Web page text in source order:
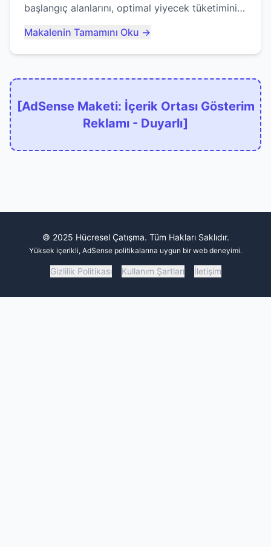
başlangıç alanlarını, optimal yiyecek tüketimini
kaçınacağınızı anlatıyor...
Makalenin Tamamını Oku →
[AdSense Maketi: İçerik Ortası Gösterim
Reklamı - Duyarlı]
© 2025 Hücresel Çatışma. Tüm Hakları Saklıdır.
Yüksek içerikli, AdSense politikalarına uygun bir web deneyimi.
Gizlilik Politikası Kullanım Şartları İletişim